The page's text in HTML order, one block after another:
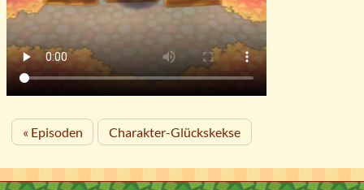
« Episoden Charakter-Glückskekse